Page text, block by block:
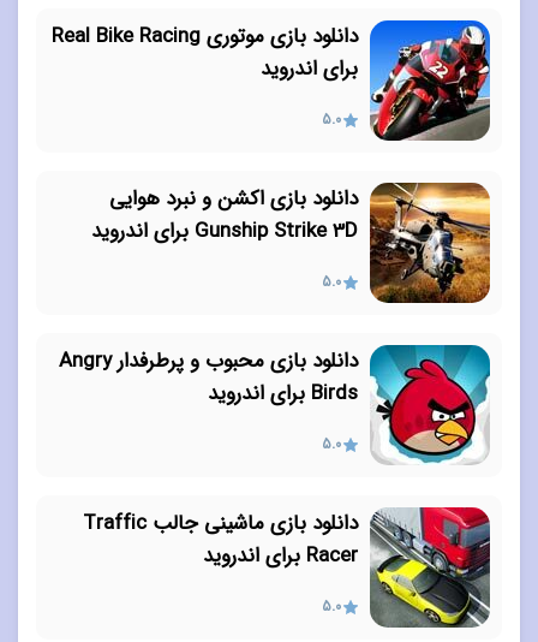
دانلود بازی موتوری Real Bike Racing
برای اندروید
5.0
دانلود بازی اکشن و نبرد هوایی
Gunship Strike 3D برای اندروید
5.0
دانلود بازی محبوب و پرطرفدار Angry
Birds برای اندروید
5.0
دانلود بازی ماشینی جالب Traffic
Racer برای اندروید
5.0